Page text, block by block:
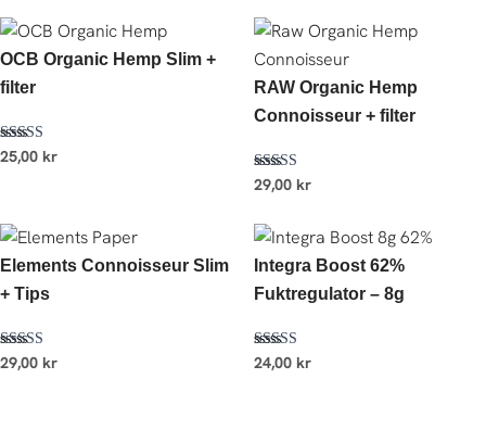
OCB Organic Hemp Slim +
filter
Betygsatt
5.00
25,00 kr
RAW Organic Hemp
Connoisseur + filter
Betygsatt
4.57
29,00 kr
Elements Connoisseur Slim
+ Tips
Betygsatt
5.00
29,00 kr
Integra Boost 62%
Fuktregulator – 8g
Betygsatt
5.00
24,00 kr